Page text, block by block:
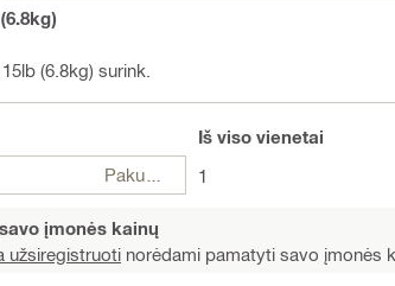
(6.8kg) surink.
Pakuotės
Iš viso vienetai
1
įmonės kainų
užsiregistruoti norėdami pamatyti savo įmonės